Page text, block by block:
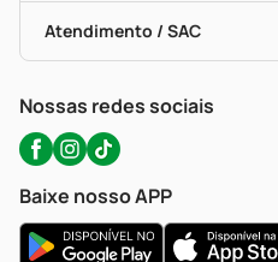
Bulas De A A Z
Políticas De Marketplace
Autoteste Covid-19
Portal Da Privacidade
Atendimento / SAC
Nossas redes sociais
Baixe nosso APP